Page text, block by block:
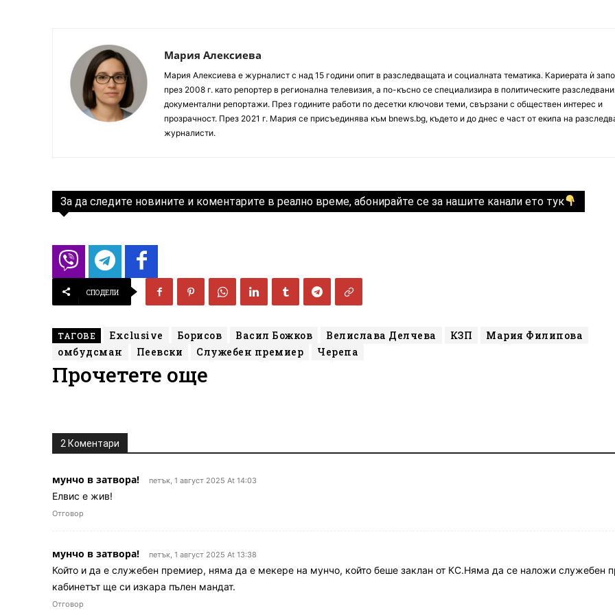
Мария Алексиева
Мария Алексиева е журналист с над 15 години опит в разследващата и социалната тематика. Кариерата ѝ
през 2008 г. като репортер в регионална телевизия, а по-късно се специализира в политическите
документални репортажи. През годините работи по десетки ключови теми, свързани с обществен интерес и
прозрачност. През 2021 г. Мария се присъединява към bnews.bg, където и до днес е част от екипа на
журналисти.
За да следите новините и коментарите в реално време, абонирайте се за нашите канали ето тук
СПОДЕЛИ
ТАГОВЕ Exclusive Борисов Васил Божков Велислава Делчева КЗП
Мария Филипова
омбудсман
Пеевски Служебен премиер Черепа
Прочетете още
2 Коментари
мунчо в затвора! петък, 1 август 2025 At 14:03
Елвис е жив!
Отговор
мунчо в затвора! петък, 1 август 2025 At 13:38
Който и да е служебен премиер, няма да е мекере на мунчо, който беше заклан от КС.Няма да се наложи служебен
кабинетът ще си изкара пълен мандат.
Отговор